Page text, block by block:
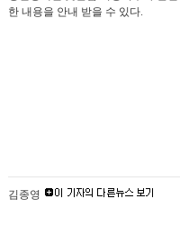
한 내용을 안내 받을 수 있다.
김종영